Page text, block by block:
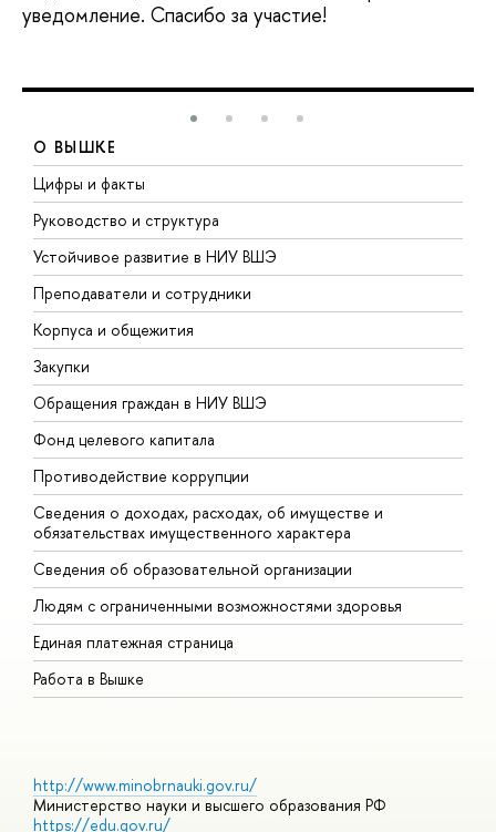
уведомление. Спасибо за участие!
О ВЫШКЕ
Цифры и факты
Руководство и структура
Устойчивое развитие в НИУ ВШЭ
Преподаватели и сотрудники
Корпуса и общежития
Закупки
Обращения граждан в НИУ ВШЭ
Фонд целевого капитала
Противодействие коррупции
Сведения о доходах, расходах, об имуществе и
обязательствах имущественного характера
Сведения об образовательной организации
Людям с ограниченными возможностями здоровья
Единая платежная страница
Работа в Вышке
http://www.minobrnauki.gov.ru/
Министерство науки и высшего образования РФ
https://edu.gov.ru/